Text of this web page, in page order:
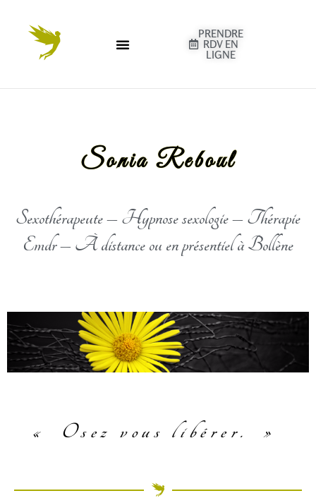
PRENDRE
RDV EN
LIGNE
Sonia Reboul
Sexothérapeute – Hypnose sexologie – Thérapie
Emdr – À distance ou en présentiel à Bollène
« Osez vous libérer. »